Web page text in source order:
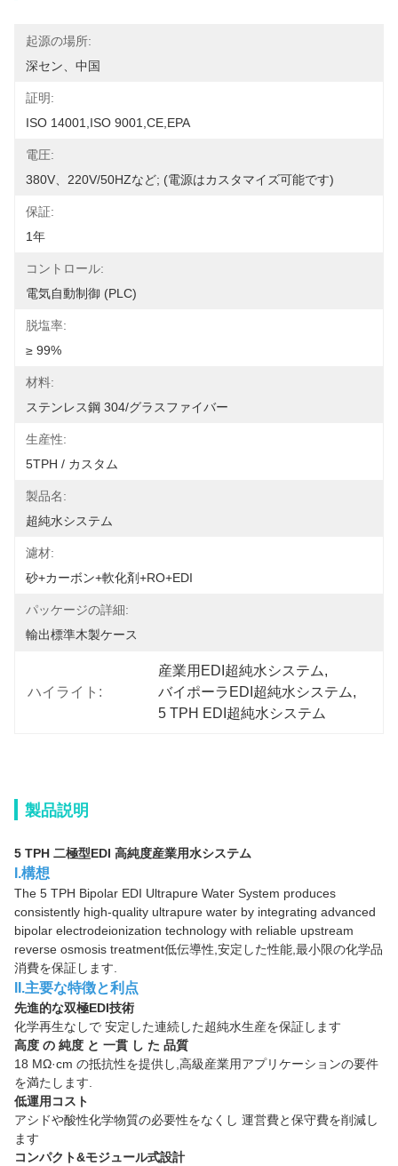
起源の場所:
深セン、中国
証明:
ISO 14001,ISO 9001,CE,EPA
電圧:
380V、220V/50HZなど; (電源はカスタマイズ可能です)
保証:
1年
コントロール:
電気自動制御 (PLC)
脱塩率:
≥ 99%
材料:
ステンレス鋼 304/グラスファイバー
生産性:
5TPH / カスタム
製品名:
超純水システム
濾材:
砂+カーボン+軟化剤+RO+EDI
パッケージの詳細:
輸出標準木製ケース
ハイライト:
産業用EDI超純水システム,
バイポーラEDI超純水システム,
5 TPH EDI超純水システム
製品説明
5 TPH 二極型EDI 高純度産業用水システム
I.構想
The 5 TPH Bipolar EDI Ultrapure Water System produces
consistently high-quality ultrapure water by integrating advanced
bipolar electrodeionization technology with reliable upstream
reverse osmosis treatment低伝導性,安定した性能,最小限の化学品
消費を保証します.
II.主要な特徴と利点
先進的な双極EDI技術
化学再生なしで 安定した連続した超純水生産を保証します
高度 の 純度 と 一貫 し た 品質
18 MΩ·cm の抵抗性を提供し,高級産業用アプリケーションの要件
を満たします.
低運用コスト
アシドや酸性化学物質の必要性をなくし 運営費と保守費を削減し
ます
コンパクト&モジュール式設計